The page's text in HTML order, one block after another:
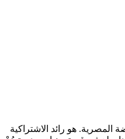
هو رائد الاشتراكية